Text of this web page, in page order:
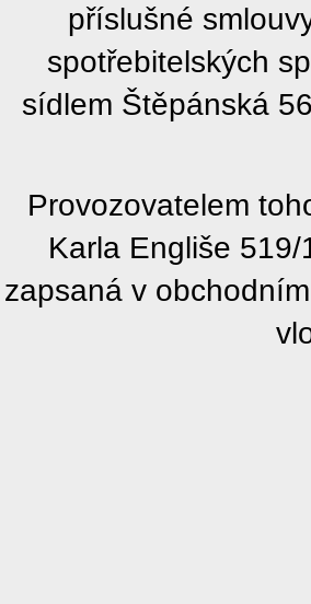
příslušné
spotřebitelských
sídlem Štěpánská
Provozovatelem
Karla Engliše
zapsaná v